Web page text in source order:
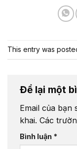
This entry was
Để lại một
Email của bạn
khai. Các
Bình luận *